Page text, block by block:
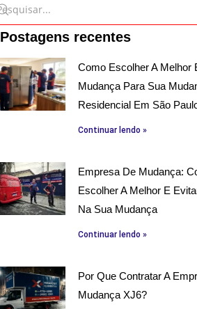
Postagens recentes
Como Escolher A Melhor
Mudança Para Sua
Residencial Em São
Continuar lendo »
Empresa De Mudança:
Escolher A Melhor E
Na Sua Mudança
Continuar lendo »
Por Que Contratar A
Mudança XJ6?